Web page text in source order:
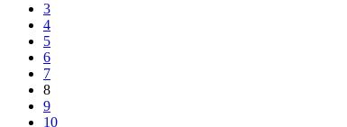
3
4
5
6
7
8
9
10